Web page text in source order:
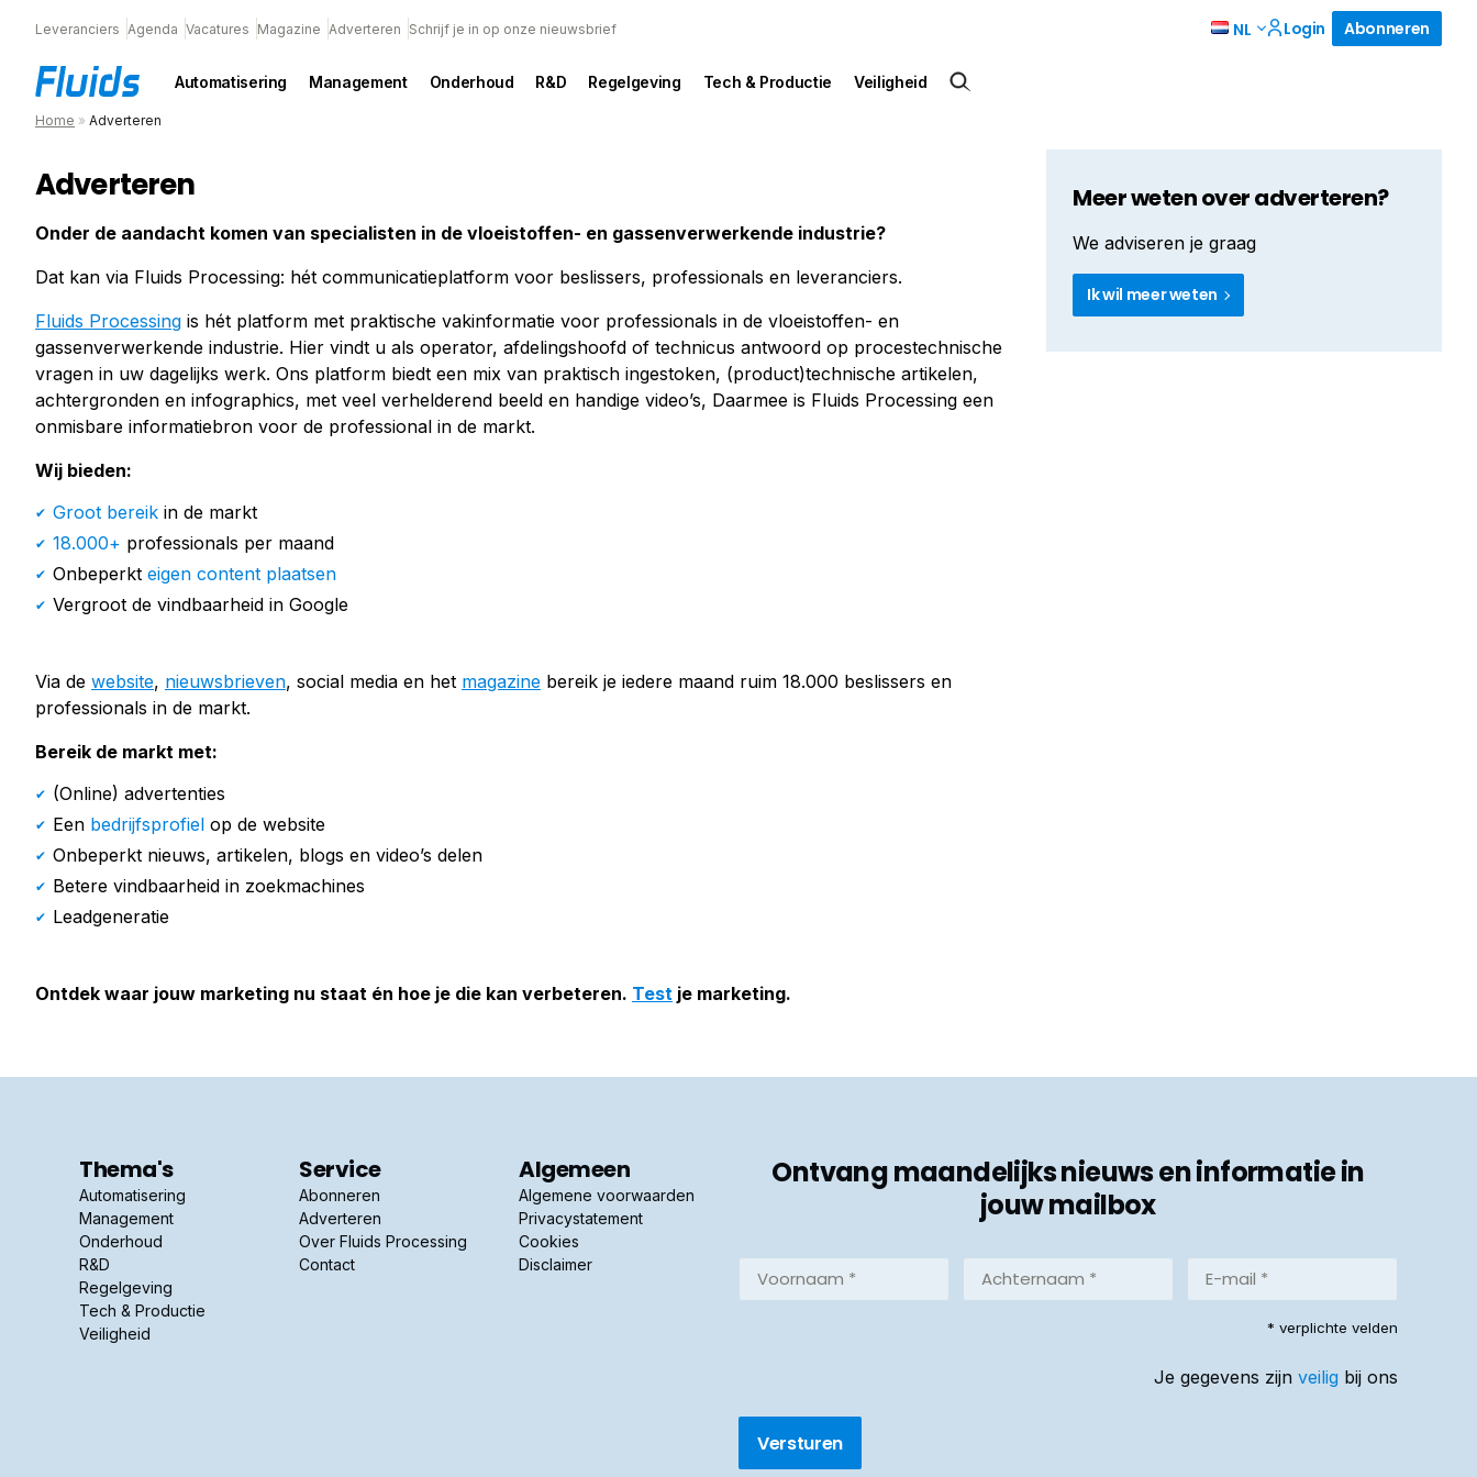
Leveranciers Agenda Vacatures Magazine Adverteren Schrijf je in op onze nieuwsbrief NL Login Abonneren
Automatisering Management Onderhoud R&D Regelgeving Tech & Productie Veiligheid
Home » Adverteren
Adverteren
Onder de aandacht komen van specialisten in de vloeistoffen- en gassenverwerkende industrie?
Dat kan via Fluids Processing: hét communicatieplatform voor beslissers, professionals en leveranciers.
Fluids Processing is hét platform met praktische vakinformatie voor professionals in de vloeistoffen- en
gassenverwerkende industrie. Hier vindt u als operator, afdelingshoofd of technicus antwoord op procestechnische
vragen in uw dagelijks werk. Ons platform biedt een mix van praktisch ingestoken, (product)technische artikelen,
achtergronden en infographics, met veel verhelderend beeld en handige video’s, Daarmee is Fluids Processing een
onmisbare informatiebron voor de professional in de markt.
Wij bieden:
Groot bereik in de markt
18.000+ professionals per maand
Onbeperkt eigen content plaatsen
Vergroot de vindbaarheid in Google
Via de website, nieuwsbrieven, social media en het magazine bereik je iedere maand ruim 18.000 beslissers en
professionals in de markt.
Bereik de markt met:
(Online) advertenties
Een bedrijfsprofiel op de website
Onbeperkt nieuws, artikelen, blogs en video’s delen
Betere vindbaarheid in zoekmachines
Leadgeneratie
Ontdek waar jouw marketing nu staat én hoe je die kan verbeteren. Test je marketing.
Meer weten over adverteren?
We adviseren je graag
Ik wil meer weten
Thema's
Automatisering
Management
Onderhoud
R&D
Regelgeving
Tech & Productie
Veiligheid
Service
Abonneren
Adverteren
Over Fluids Processing
Contact
Algemeen
Algemene voorwaarden
Privacystatement
Cookies
Disclaimer
Ontvang maandelijks nieuws en informatie in
jouw mailbox
Achternaam
mail
* verplichte velden
Je gegevens zijn veilig bij ons